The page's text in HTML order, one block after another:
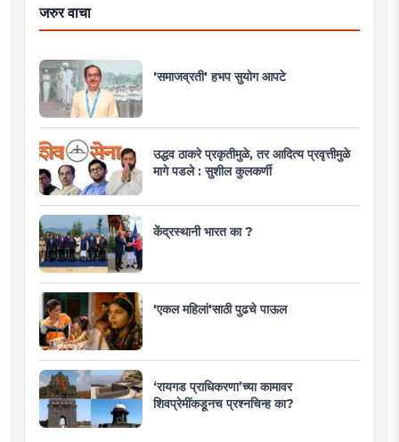
जरुर वाचा
'समाजव्रती' हभप सुयोग आपटे
उद्धव ठाकरे प्रकृतीमुळे, तर आदित्य प्रवृत्तीमुळे
मागे पडले : सुशील कुलकर्णी
केंद्रस्थानी भारत का ?
'एकल महिलां'साठी पुढचे पाऊल
‘रायगड प्राधिकरणा’च्या कामावर
शिवप्रेमींकडूनच प्रश्नचिन्ह का?